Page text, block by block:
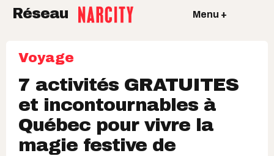
Réseau Menu +
Voyage
7 activités GRATUITES
et incontournables à
Québec pour vivre la
magie festive de